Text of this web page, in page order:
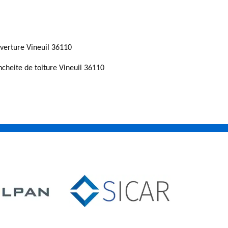
Vineuil 36110
de toiture Vineuil 36110